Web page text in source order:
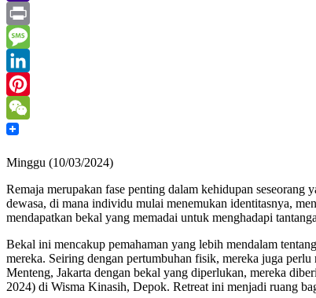
Yahoo
Mail
Print
Message
LinkedIn
Pinterest
WeChat
Minggu (10/03/2024)
Remaja merupakan fase penting dalam kehidupan
dewasa, di mana individu mulai menemukan identitasnya,
mendapatkan bekal yang memadai untuk menghadapi
Bekal ini mencakup pemahaman yang lebih mendalam
mereka. Seiring dengan pertumbuhan fisik, mereka juga
Menteng, Jakarta dengan bekal yang diperlukan, mereka
2024) di Wisma Kinasih, Depok. Retreat ini menjadi ruang